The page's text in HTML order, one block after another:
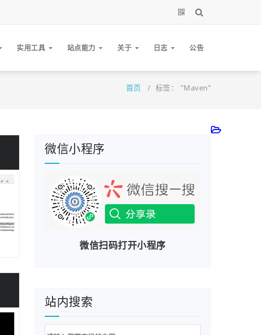
实用工具 站点能力 关于 日志 公告
首页 / 标签： "Maven"
微信小程序
微信扫码打开小程序
站内搜索